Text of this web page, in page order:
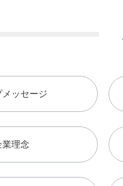
メッセージ
業理念